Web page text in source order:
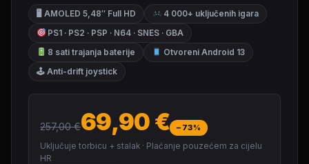
🖥 AMOLED 5,48″ Full HD
4 000+ uključenih igara
PS1 · PS2 · PSP · N64 · SNES · GBA
8 sati trajanja baterije
Otvoreni Android 13
🕹 Anti-drift joystick
257,00 €69,90 €
−73%
Uključuje torbicu + stalak · Plaćanje pouzećem za cijelu
HR